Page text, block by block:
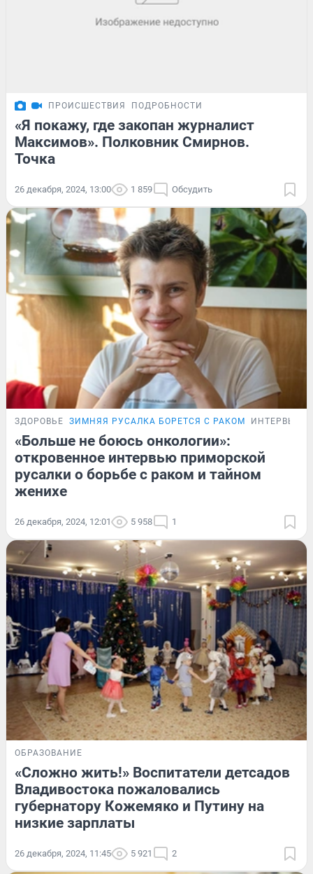
ПРОИСШЕСТВИЯ ПОДРОБНОСТИ
«Я покажу, где закопан журналист
Максимов». Полковник Смирнов.
Точка
26 декабря, 2024, 13:00 1 859 Обсудить
ЗДОРОВЬЕ ЗИМНЯЯ РУСАЛКА БОРЕТСЯ С РАКОМ ИНТЕРВЬЮ
«Больше не боюсь онкологии»:
откровенное интервью приморской
русалки о борьбе с раком и тайном
женихе
26 декабря, 2024, 12:01 5 958 1
ОБРАЗОВАНИЕ
«Сложно жить!» Воспитатели детсадов
Владивостока пожаловались
губернатору Кожемяко и Путину на
низкие зарплаты
26 декабря, 2024, 11:45 5 921 2